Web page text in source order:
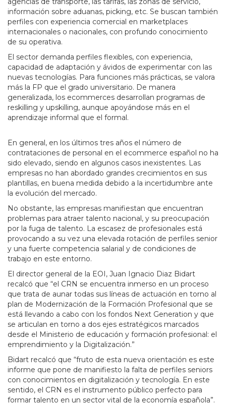
información sobre aduanas, picking, etc. Se buscan también
perfiles con experiencia comercial en marketplaces
internacionales o nacionales, con profundo conocimiento
de su operativa.
El sector demanda perfiles flexibles, con experiencia,
capacidad de adaptación y ávidos de experimentar con las
nuevas tecnologías. Para funciones más prácticas, se valora
más la FP que el grado universitario. De manera
generalizada, los ecommerces desarrollan programas de
reskilling y upskilling, aunque apoyándose más en el
aprendizaje informal que el formal.
En general, en los últimos tres años el número de
contrataciones de personal en el ecommerce español no ha
sido elevado, siendo en algunos casos inexistentes. Las
empresas no han abordado grandes crecimientos en sus
plantillas, en buena medida debido a la incertidumbre ante
la evolución del mercado.
No obstante, las empresas manifiestan que encuentran
problemas para atraer talento nacional, y su preocupación
por la fuga de talento. La escasez de profesionales está
provocando a su vez una elevada rotación de perfiles senior
y una fuerte competencia salarial y de condiciones de
trabajo en este entorno.
El director general de la EOI, Juan Ignacio Diaz Bidart
recalcó que “el CRN se encuentra inmerso en un proceso
que trata de aunar todas sus líneas de actuación en torno al
plan de Modernización de la Formación Profesional que se
está llevando a cabo con los fondos Next Generation y que
se articulan en torno a dos ejes estratégicos marcados
desde el Ministerio de educación y formación profesional: el
emprendimiento y la Digitalización.”
Bidart recalcó que “fruto de esta nueva orientación es este
informe que pone de manifiesto la falta de perfiles seniors
con conocimientos en digitalización y tecnología. En este
sentido, el CRN es el instrumento público perfecto para
formar talento en un sector vital de la economía española”.